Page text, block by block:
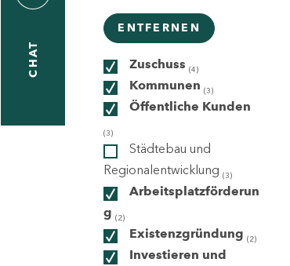
CHAT
ENTFERNEN
Zuschuss (4)
Kommunen (3)
Öffentliche Kunden
(3)
Städtebau und
Regionalentwicklung (3)
Arbeitsplatzförderun
g (2)
Existenzgründung (2)
Investieren und